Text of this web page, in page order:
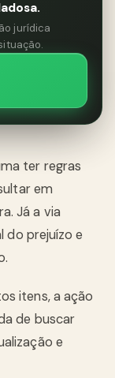
jurídica
ter regras
em
Já a via
do prejuízo e
itens, a ação
de buscar
e